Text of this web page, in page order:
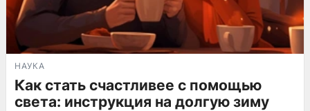
НАУКА
Как стать счастливее с помощью
света: инструкция на долгую зиму